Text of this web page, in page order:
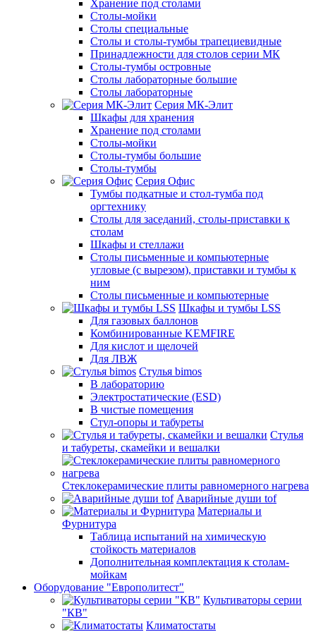
Хранение под столами
Столы-мойки
Столы специальные
Столы и столы-тумбы трапециевидные
Принадлежности для столов серии МК
Столы-тумбы островные
Столы лабораторные большие
Столы лабораторные
Серия МК-Элит
Шкафы для хранения
Хранение под столами
Столы-мойки
Столы-тумбы большие
Столы-тумбы
Серия Офис
Тумбы подкатные и стол-тумба под
оргтехнику
Столы для заседаний, столы-приставки к
столам
Шкафы и стеллажи
Столы письменные и компьютерные
угловые (с вырезом), приставки и тумбы к
ним
Столы письменные и компьютерные
Шкафы и тумбы LSS
Для газовых баллонов
Комбинированные KEMFIRE
Для кислот и щелочей
Для ЛВЖ
Стулья bimos
В лабораторию
Электростатические (ESD)
В чистые помещения
Стул-опоры и табуреты
Стулья
и табуреты, скамейки и вешалки
Стеклокерамические плиты равномерного нагрева
Аварийные души tof
Материалы и
Фурнитура
Таблица испытаний на химическую
стойкость материалов
Дополнительная комплектация к столам-
мойкам
Оборудование "Европолитест"
Культиваторы серии
"КВ"
Климатостаты